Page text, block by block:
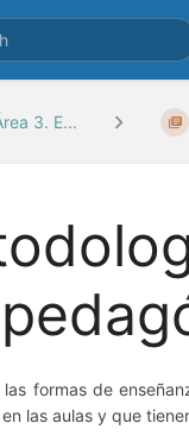
3. E...
formas de
las aulas y que